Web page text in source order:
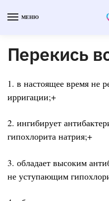
МЕНЮ
Перекись
1. в настоящее время не
ирригации;+
2. ингибирует
гипохлорита натрия;+
3. обладает высоким
не уступающим